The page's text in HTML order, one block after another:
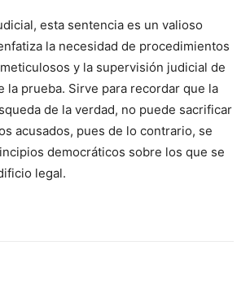
esta sentencia es un valioso
la necesidad de procedimientos
y la supervisión judicial de
la prueba. Sirve para recordar que la
de la verdad, no puede sacrificar
acusados, pues de lo contrario, se
democráticos sobre los que se
legal.